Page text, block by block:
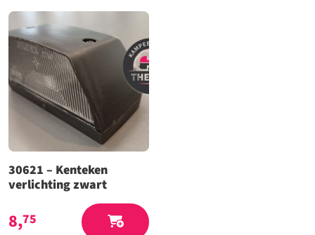
30621 – Kenteken
verlichting zwart
8,75